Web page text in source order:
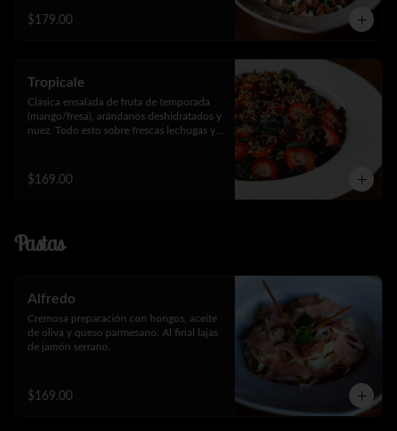
$179.00
Tropicale
Clásica ensalada de fruta de temporada
(mango/fresa), arándanos deshidratados y
nuez. Todo esto sobre frescas lechugas y
$169.00
Pastas
Alfredo
Cremosa preparación con hongos, aceite
de oliva y queso parmesano. Al final lajas
de jamón serrano.
$169.00